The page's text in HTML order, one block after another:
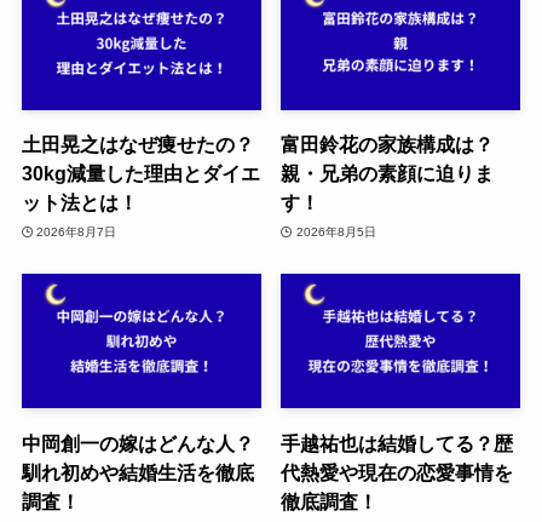
土田晃之はなぜ痩せたの？
30kg減量した理由とダイエ
ット法とは！
2026年8月7日
富田鈴花の家族構成は？
親・兄弟の素顔に迫りま
す！
2026年8月5日
中岡創一の嫁はどんな人？
馴れ初めや結婚生活を徹底
調査！
手越祐也は結婚してる？歴
代熱愛や現在の恋愛事情を
徹底調査！